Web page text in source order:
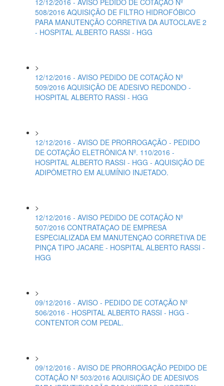
508/2016 AQUISIÇÃO DE FILTRO HIDROFÓBICO
PARA MANUTENÇÃO CORRETIVA DA AUTOCLAVE 2
- HOSPITAL ALBERTO RASSI - HGG
>
12/12/2016 - AVISO PEDIDO DE COTAÇÃO Nº
509/2016 AQUISIÇÃO DE ADESIVO REDONDO -
HOSPITAL ALBERTO RASSI - HGG
>
12/12/2016 - AVISO DE PRORROGAÇÃO - PEDIDO
DE COTAÇÃO ELETRÔNICA Nº. 110/2016 -
HOSPITAL ALBERTO RASSI - HGG - AQUISIÇÃO DE
ADIPÔMETRO EM ALUMÍNIO INJETADO.
>
12/12/2016 - AVISO PEDIDO DE COTAÇÃO Nº
507/2016 CONTRATAÇAO DE EMPRESA
ESPECIALIZADA EM MANUTENÇAO CORRETIVA DE
PINÇA TIPO JACARE - HOSPITAL ALBERTO RASSI -
HGG
>
09/12/2016 - AVISO - PEDIDO DE COTAÇÃO Nº
506/2016 - HOSPITAL ALBERTO RASSI - HGG -
CONTENTOR COM PEDAL.
>
09/12/2016 - AVISO DE PRORROGAÇÃO PEDIDO DE
COTAÇÃO Nº 503/2016 AQUISIÇÃO DE ADESIVOS